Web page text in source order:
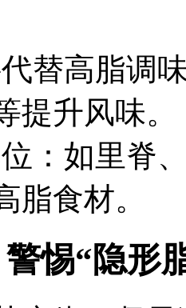
替高脂调
提升风味。
：如里脊
脂食材。
惕“隐形